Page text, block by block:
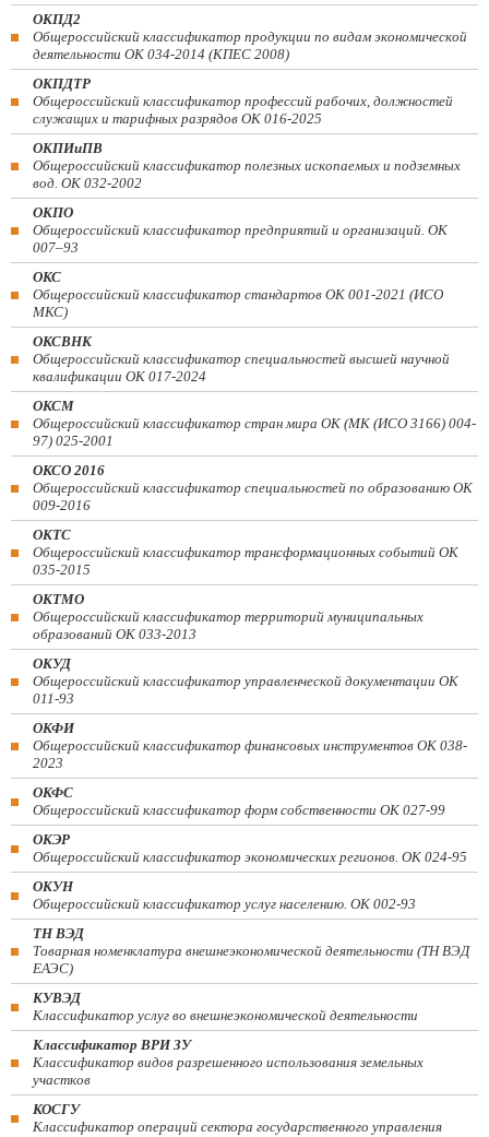
ОКПД2
Общероссийский классификатор продукции по видам экономической
деятельности ОК 034-2014 (КПЕС 2008)
ОКПДТР
Общероссийский классификатор профессий рабочих, должностей
служащих и тарифных разрядов ОК 016-2025
ОКПИиПВ
Общероссийский классификатор полезных ископаемых и подземных
вод. ОК 032-2002
ОКПО
Общероссийский классификатор предприятий и организаций. ОК
007–93
ОКС
Общероссийский классификатор стандартов ОК 001-2021 (ИСО
МКС)
ОКСВНК
Общероссийский классификатор специальностей высшей научной
квалификации ОК 017-2024
ОКСМ
Общероссийский классификатор стран мира ОК (МК (ИСО 3166) 004-
97) 025-2001
ОКСО 2016
Общероссийский классификатор специальностей по образованию ОК
009-2016
ОКТС
Общероссийский классификатор трансформационных событий ОК
035-2015
ОКТМО
Общероссийский классификатор территорий муниципальных
образований ОК 033-2013
ОКУД
Общероссийский классификатор управленческой документации ОК
011-93
ОКФИ
Общероссийский классификатор финансовых инструментов OK 038-
2023
ОКФС
Общероссийский классификатор форм собственности ОК 027-99
ОКЭР
Общероссийский классификатор экономических регионов. ОК 024-95
ОКУН
Общероссийский классификатор услуг населению. ОК 002-93
ТН ВЭД
Товарная номенклатура внешнеэкономической деятельности (ТН ВЭД
ЕАЭС)
КУВЭД
Классификатор услуг во внешнеэкономической деятельности
Классификатор ВРИ ЗУ
Классификатор видов разрешенного использования земельных
участков
КОСГУ
Классификатор операций сектора государственного управления